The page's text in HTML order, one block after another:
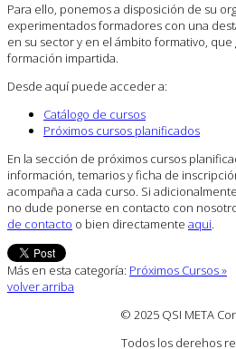
Para ello, ponemos a disposición de su
experimentados formadores con una
en su sector y en el ámbito formativo,
formación impartida.
Desde aquí puede acceder a:
Catálogo de cursos
Próximos cursos planificados
En la sección de próximos cursos
información, temarios y ficha de
acompaña a cada curso. Si
no dude ponerse en contacto con
de contacto o bien directamente aqui.
Más en esta categoría: Próximos Cursos »
volver arriba
© 2025 QSI META
Todos los derehos